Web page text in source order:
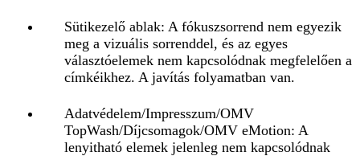
Sütikezelő ablak: A fókuszsorrend nem egyezik
meg a vizuális sorrenddel, és az egyes
választóelemek nem kapcsolódnak megfelelően a
címkéikhez. A javítás folyamatban van.
Adatvédelem/Impresszum/OMV
TopWash/Díjcsomagok/OMV eMotion: A
lenyitható elemek jelenleg nem kapcsolódnak